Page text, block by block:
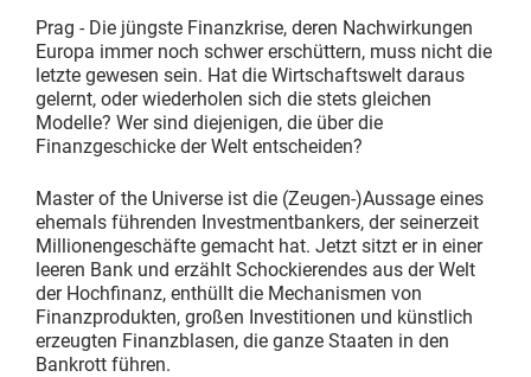
Prag - Die jüngste Finanzkrise, deren Nachwirkungen
Europa immer noch schwer erschüttern, muss nicht die
letzte gewesen sein. Hat die Wirtschaftswelt daraus
gelernt, oder wiederholen sich die stets gleichen
Modelle? Wer sind diejenigen, die über die
Finanzgeschicke der Welt entscheiden?
Master of the Universe ist die (Zeugen-)Aussage eines
ehemals führenden Investmentbankers, der seinerzeit
Millionengeschäfte gemacht hat. Jetzt sitzt er in einer
leeren Bank und erzählt Schockierendes aus der Welt
der Hochfinanz, enthüllt die Mechanismen von
Finanzprodukten, großen Investitionen und künstlich
erzeugten Finanzblasen, die ganze Staaten in den
Bankrott führen.